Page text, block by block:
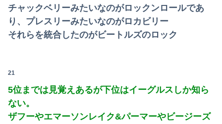
チャックベリーみたいなのがロックンロールであ
り、プレスリーみたいなのがロカビリー
それらを統合したのがビートルズのロック
21
5位までは見覚えあるが下位はイーグルスしか知ら
ない。
ザフーやエマーソンレイク&パーマーやビージーズ